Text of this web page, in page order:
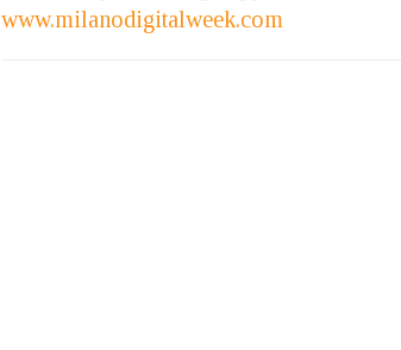
www.milanodigitalweek.com